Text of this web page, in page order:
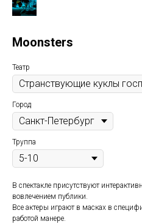
Moonsters
Театр
Город
Труппа
В спектакле присутствуют
вовлечением публики.
Все актеры играют в масках в
работой манере.